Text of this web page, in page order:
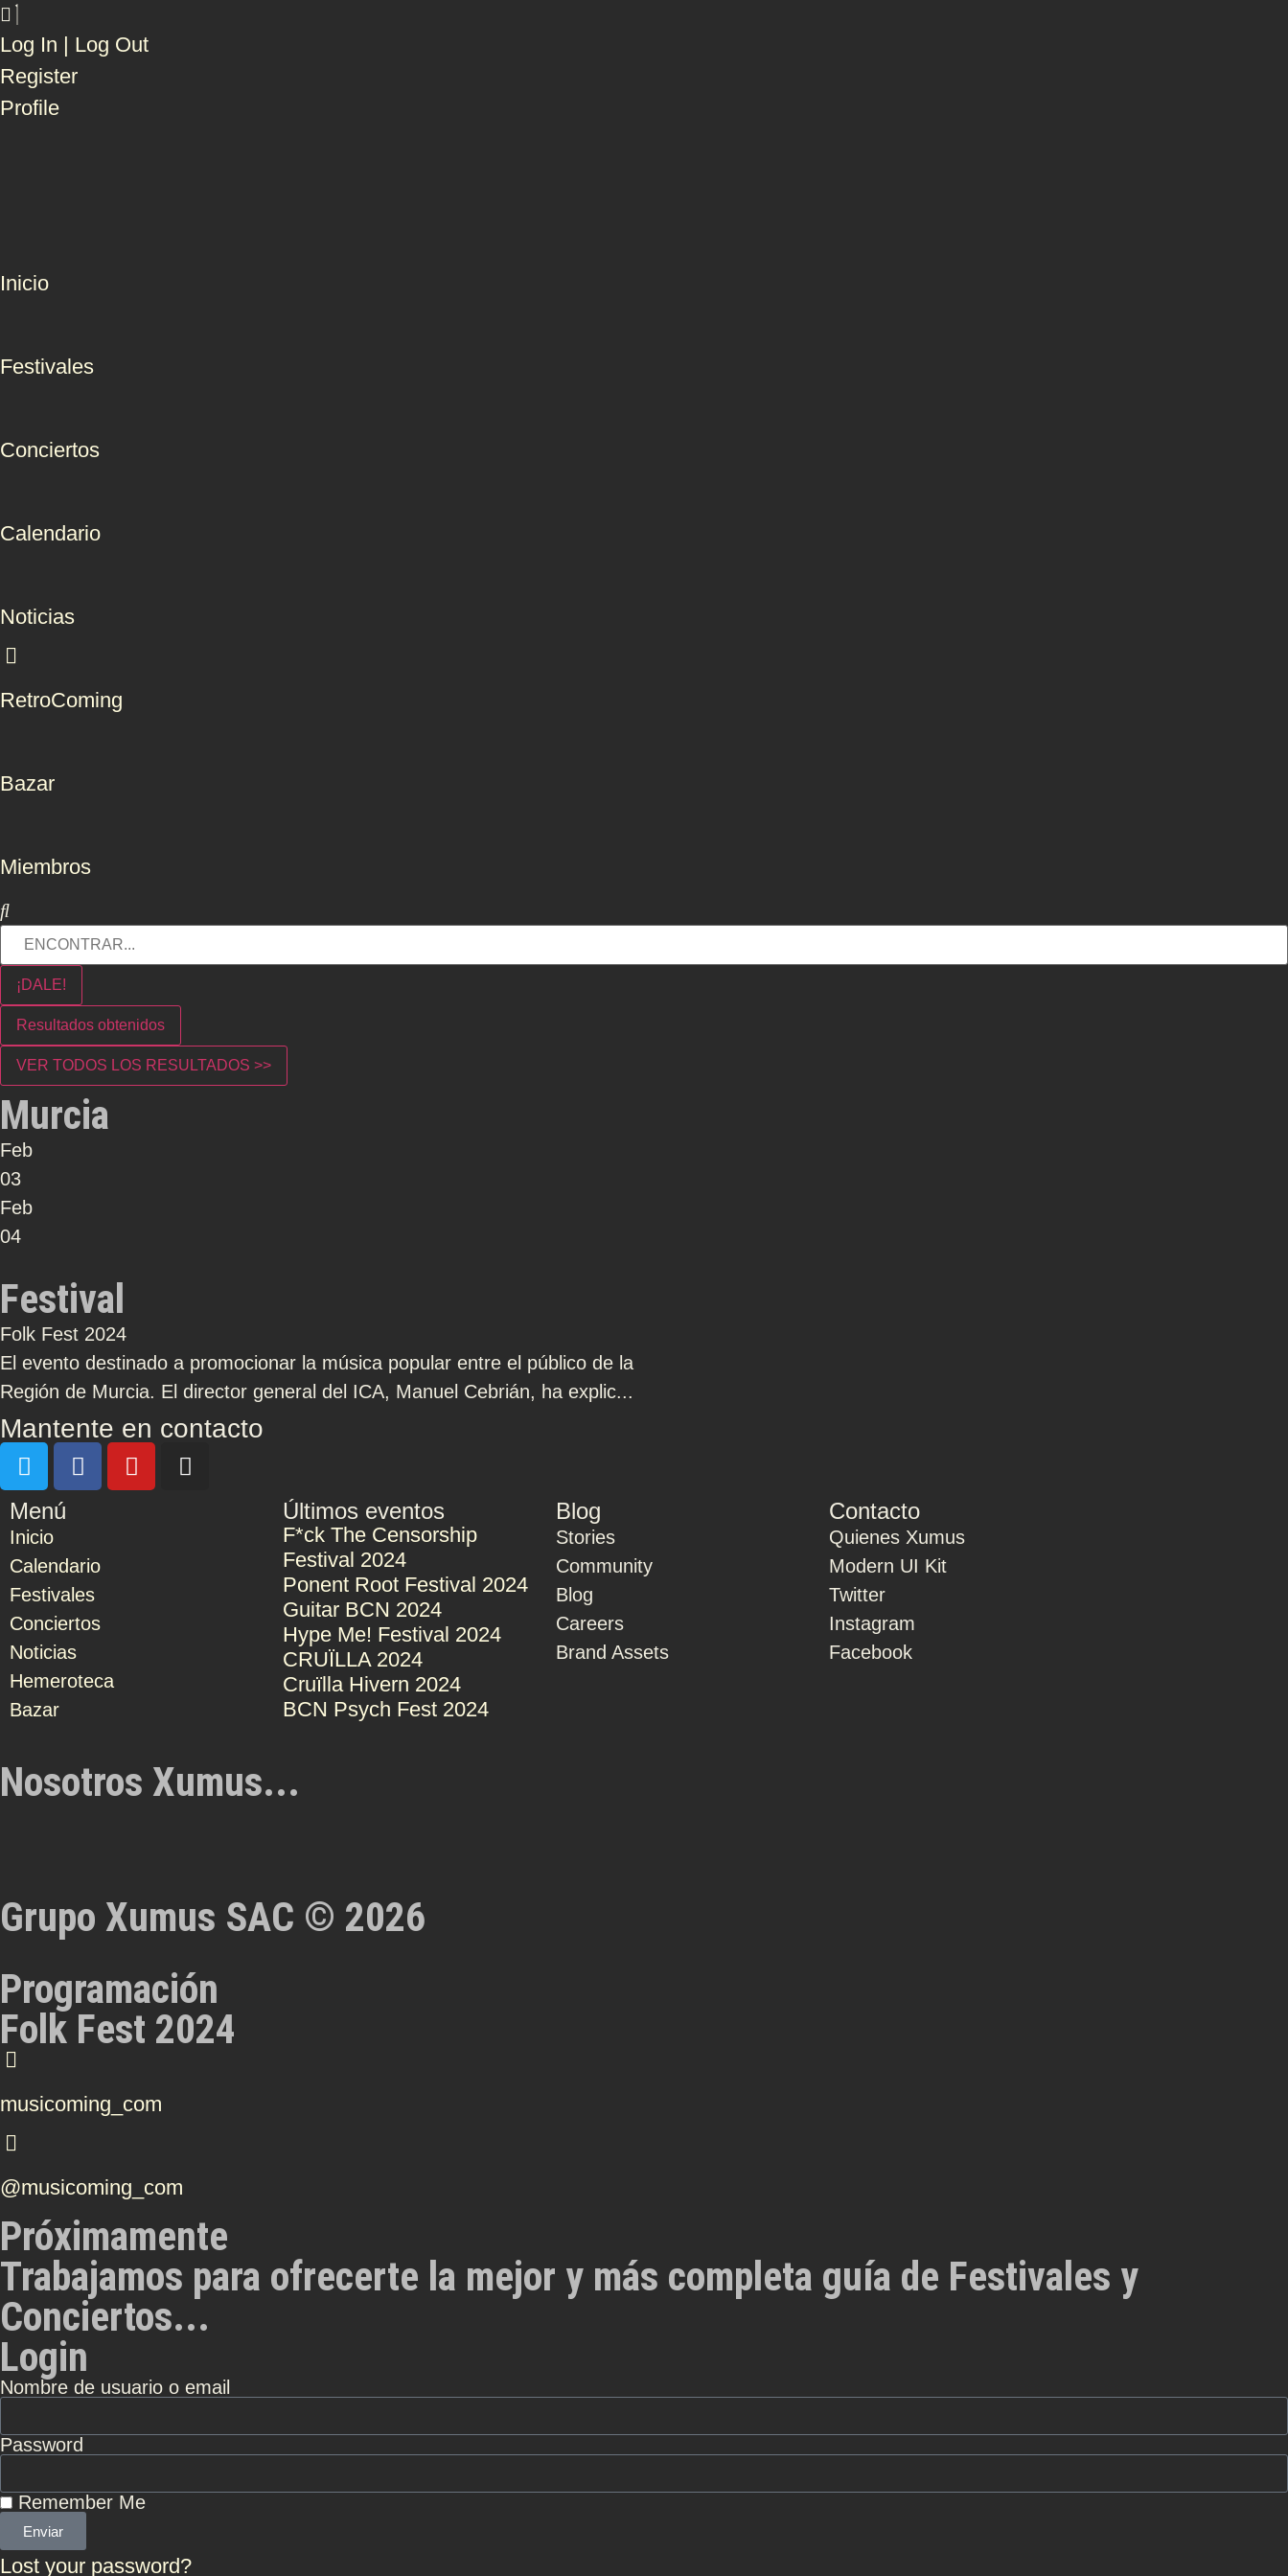
Log In | Log Out
Register
Profile
Inicio
Festivales
Conciertos
Calendario
Noticias
RetroComing
Bazar
Miembros
¡DALE!
Resultados obtenidos
VER TODOS LOS RESULTADOS >>
Murcia
Feb
03
Feb
04
Festival
Folk Fest 2024
El evento destinado a promocionar la música popular entre el público de la
Región de Murcia. El director general del ICA, Manuel Cebrián, ha explic...
Mantente en contacto
Menú
Inicio
Calendario
Festivales
Conciertos
Noticias
Hemeroteca
Bazar
Últimos eventos
F*ck The Censorship
Festival 2024
Ponent Root Festival 2024
Guitar BCN 2024
Hype Me! Festival 2024
CRUÏLLA 2024
Cruïlla Hivern 2024
BCN Psych Fest 2024
Blog
Stories
Community
Blog
Careers
Brand Assets
Contacto
Quienes Xumus
Modern UI Kit
Twitter
Instagram
Facebook
Nosotros Xumus...
Grupo Xumus SAC © 2026
Programación
Folk Fest 2024
musicoming_com
@musicoming_com
Próximamente
Trabajamos para ofrecerte la mejor y más completa guía de Festivales y
Conciertos...
Login
Nombre de usuario o email
Password
Remember Me
Enviar
Lost your password?